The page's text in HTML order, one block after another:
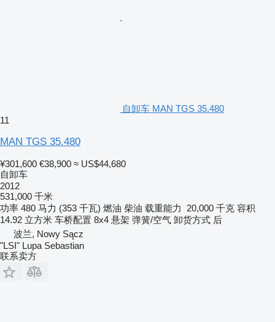
自卸车 MAN TGS 35.480
11
MAN TGS 35.480
¥301,600 €38,900 ≈ US$44,680
自卸车
2012
531,000 千米
功率 480 马力 (353 千瓦) 燃油 柴油 载重能力 20,000 千克 容积
14.92 立方米 车桥配置 8x4 悬架 弹簧/空气 卸货方式 后
波兰, Nowy Sącz
"LSI" Lupa Sebastian
联系卖方